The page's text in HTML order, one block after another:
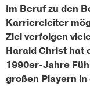
Im Beruf zu den
Karriereleiter
Ziel verfolgen
Harald Christ hat
1990er-Jahre
großen Playern